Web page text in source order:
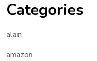
Categories
alain
amazon